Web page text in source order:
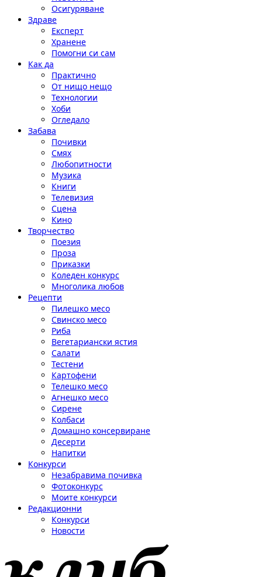
Осигуряване
Здраве
Експерт
Хранене
Помогни си сам
Как да
Практично
От нищо нещо
Технологии
Хоби
Огледало
Забава
Почивки
Смях
Любопитности
Музика
Книги
Телевизия
Сцена
Кино
Творчество
Поезия
Проза
Приказки
Коледен конкурс
Многолика любов
Рецепти
Пилешко месо
Свинско месо
Риба
Вегетариански ястия
Салати
Тестени
Картофени
Телешко месо
Агнешко месо
Сирене
Колбаси
Домашно консервиране
Десерти
Напитки
Конкурси
Незабравима почивка
Фотоконкурс
Моите конкурси
Редакционни
Конкурси
Новости